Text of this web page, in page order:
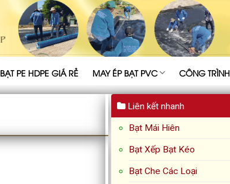
BẠT PE HDPE GIÁ RẺ MAY ÉP BẠT PVC CÔNG TRÌNH
Liên kết nhanh
Bạt Mái Hiên
Bạt Xếp Bạt Kéo
Bạt Che Các Loại